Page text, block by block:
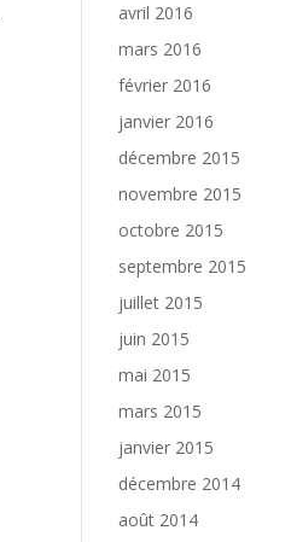
avril 2016
mars 2016
février 2016
janvier 2016
décembre 2015
novembre 2015
octobre 2015
septembre 2015
juillet 2015
juin 2015
mai 2015
mars 2015
janvier 2015
décembre 2014
août 2014